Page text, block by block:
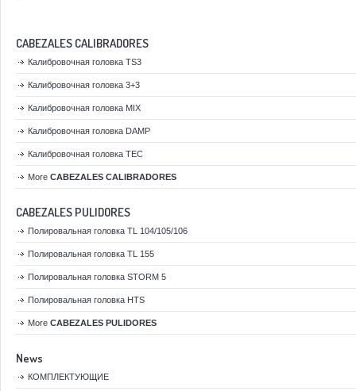
CABEZALES CALIBRADORES
Калибровочная головка TS3
Калибровочная головка 3+3
Калибровочная головка MIX
Калибровочная головка DAMP
Калибровочная головка TEC
More CABEZALES CALIBRADORES
CABEZALES PULIDORES
Полировальная головка TL 104/105/106
Полировальная головка TL 155
Полировальная головка STORM 5
Полировальная головка HTS
More CABEZALES PULIDORES
News
КОМПЛЕКТУЮЩИЕ